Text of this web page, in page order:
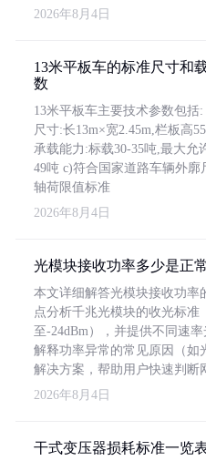
2026年8月4日
13米平板车的标准尺寸和
数
13米平板车主要技术参数包括:
尺寸:长13m×宽2.45m,栏板高
承载能力:标载30-35吨,最大允
49吨 c)符合国家道路车辆外廓
轴荷限值标准
2026年8月4日
光模块接收功率多少是正常
本文详细解答光模块接收功率
点分析千兆光模块的收光标准
至-24dBm），并提供不同速
解释功率异常的常见原因（如
解决方案，帮助用户快速判断
2026年8月4日
干式变压器损耗标准一览